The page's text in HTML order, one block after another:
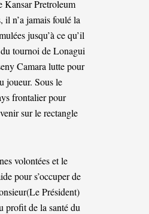
Kansar Pretroleum
il n’a jamais foulé la
jusqu’à ce qu’il
tournoi de Lonagui
Camara lutte pour
joueur. Sous le
frontalier pour
sur le rectangle
volontées et le
pour s’occuper de
Président)
profit de la santé du